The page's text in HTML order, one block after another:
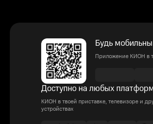
Будь
Приложение КИОН в
Доступно на любых
КИОН в твоей приставке, телевизоре и
устройствах